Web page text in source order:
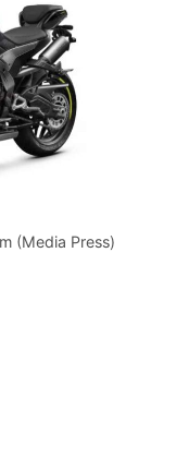
(Media Press)